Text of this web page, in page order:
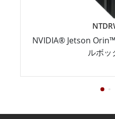
NVIDIA® Jetson
ルボッ